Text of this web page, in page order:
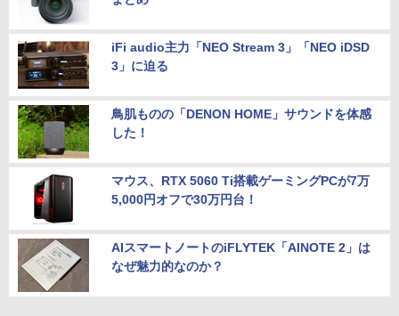
iFi audio主力「NEO Stream 3」「NEO iDSD
3」に迫る
鳥肌ものの「DENON HOME」サウンドを体感
した！
マウス、RTX 5060 Ti搭載ゲーミングPCが7万
5,000円オフで30万円台！
AIスマートノートのiFLYTEK「AINOTE 2」は
なぜ魅力的なのか？